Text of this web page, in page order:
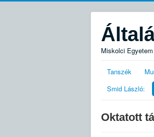
Miskolci
Tanszék
Smid László:
Oktatott